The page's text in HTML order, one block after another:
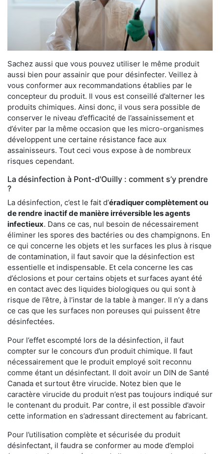
Sachez aussi que vous pouvez utiliser le même produit
aussi bien pour assainir que pour désinfecter. Veillez à
vous conformer aux recommandations établies par le
concepteur du produit. Il vous est conseillé d’alterner les
produits chimiques. Ainsi donc, il vous sera possible de
conserver le niveau d’efficacité de l’assainissement et
d’éviter par la même occasion que les micro-organismes
développent une certaine résistance face aux
assainisseurs. Tout ceci vous expose à de nombreux
risques cependant.
La désinfection à Pont-d'Ouilly : comment s’y prendre
?
La désinfection, c’est le fait d’éradiquer complètement ou
de rendre inactif de manière irréversible les agents
infectieux. Dans ce cas, nul besoin de nécessairement
éliminer les spores des bactéries ou des champignons. En
ce qui concerne les objets et les surfaces les plus à risque
de contamination, il faut savoir que la désinfection est
essentielle et indispensable. Et cela concerne les cas
d’éclosions et pour certains objets et surfaces ayant été
en contact avec des liquides biologiques ou qui sont à
risque de l’être, à l’instar de la table à manger. II n’y a dans
ce cas que les surfaces non poreuses qui puissent être
désinfectées.
Pour l’effet escompté lors de la désinfection, il faut
compter sur le concours d’un produit chimique. Il faut
nécessairement que le produit employé soit reconnu
comme étant un désinfectant. Il doit avoir un DIN de Santé
Canada et surtout être virucide. Notez bien que le
caractère virucide du produit n’est pas toujours indiqué sur
le contenant du produit. Par contre, il est possible d’avoir
cette information en s’adressant directement au fabricant.
Pour l’utilisation complète et sécurisée du produit
désinfectant, il faudra se conformer au mode d’emploi